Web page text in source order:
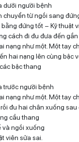
dưới người bệnh
từ ngồi sang
đứng tốt – Kỹ thuật
cách đi đu đưa đến
nạng như một. Một tay
hai nạng lên cùng bậc
bậc thang
trước người bệnh
nạng như một. Một tay
đu hai chân xuống sau
cầu thang
và ngồi xuống
viên sửa sai.